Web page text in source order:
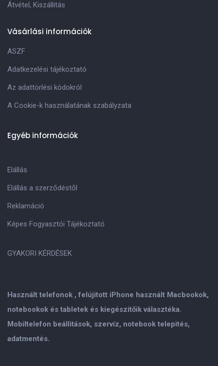
Használt telefonok , felújitott iPhone használt Macbookok,
notebookok és tabletek és kiegészitőik választéka.
Mobiltelefon beállitások, szervíz, notebook telepités,
adatmentés.
Átvétel, Kiszállitás
Vásárlási információk
ASZF
Adatkezelési tájékoztató
Az adattörlési kódokról
A Cookie-k használatának szabályzata
Egyéb információk
Elállás
Elállás a szerződéstől
Reklamáció
Képes Fogyasztói Tájékoztató
GYAKORI KÉRDÉSEK